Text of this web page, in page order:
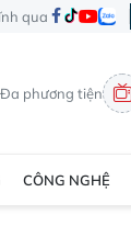
qua
Đa phương tiện
CÔNG NGHỆ